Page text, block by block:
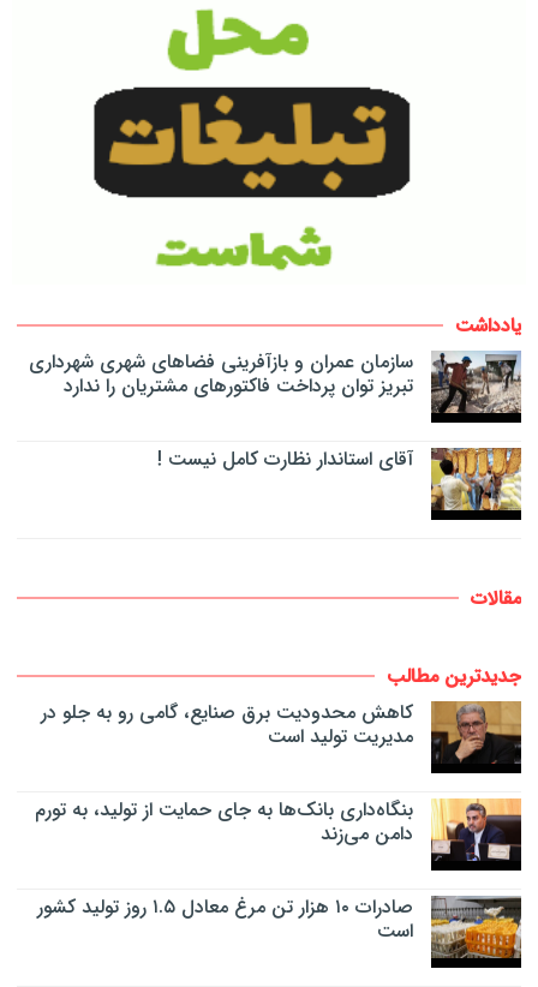
یادداشت
سازمان عمران و بازآفرینی فضاهای شهری شهرداری
تبریز توان پرداخت فاکتورهای مشتریان را ندارد
آقای استاندار نظارت کامل نیست !
مقالات
جدیدترین مطالب
کاهش محدودیت برق صنایع، گامی رو به جلو در
مدیریت تولید است
بنگاه‌داری بانک‌ها به جای حمایت از تولید، به تورم
دامن می‌زند
صادرات ۱۰ هزار تن مرغ معادل ۱.۵ روز تولید کشور
است